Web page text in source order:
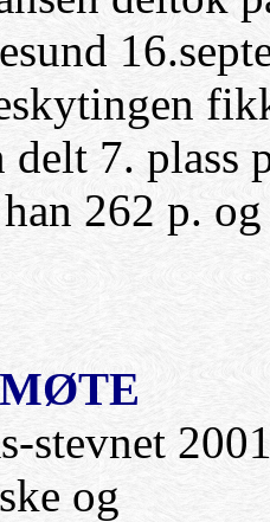
delt 7. plass
262 p. og
stevnet
og